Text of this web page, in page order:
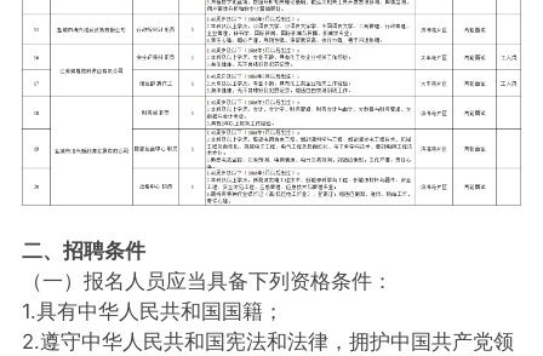
二、招聘条件
（一）报名人员应当具备下列资格条件：
1.具有中华人民共和国国籍；
2.遵守中华人民共和国宪法和法律，拥护中国共产党领